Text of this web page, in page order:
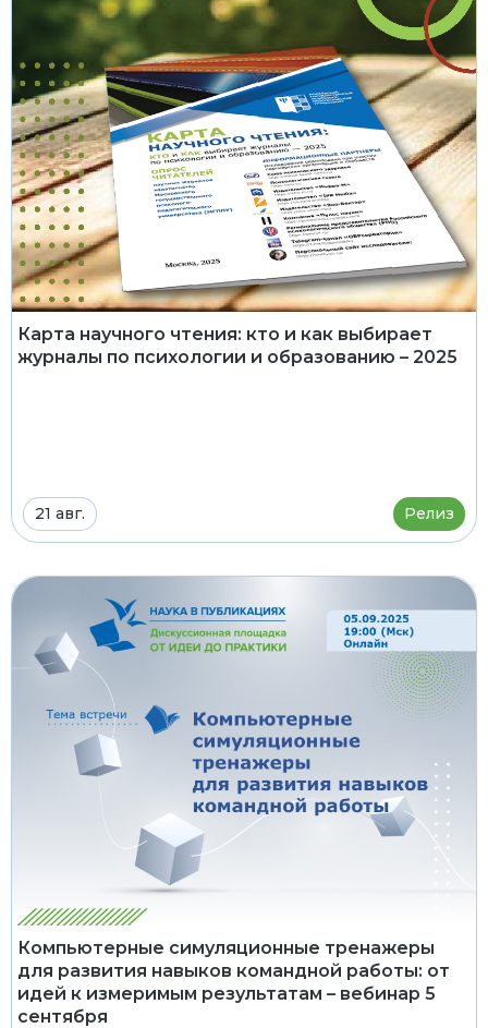
Карта научного чтения: кто и как выбирает
журналы по психологии и образованию – 2025
21 авг. Релиз
Компьютерные симуляционные тренажеры
для развития навыков командной работы: от
идей к измеримым результатам – вебинар 5
сентября